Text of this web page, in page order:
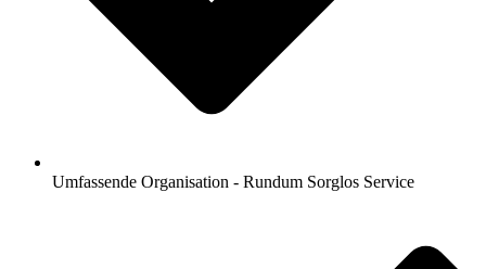
Umfassende Organisation - Rundum Sorglos Service